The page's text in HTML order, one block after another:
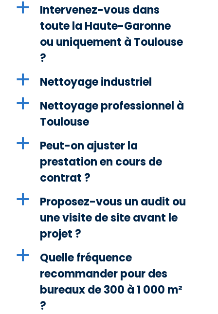
a
Intervenez-vous dans
toute la Haute-Garonne
ou uniquement à Toulouse
?
a Nettoyage industriel
a
Nettoyage professionnel à
Toulouse
a
Peut-on ajuster la
prestation en cours de
contrat ?
a
Proposez-vous un audit ou
une visite de site avant le
projet ?
a
Quelle fréquence
recommander pour des
bureaux de 300 à 1 000 m²
?